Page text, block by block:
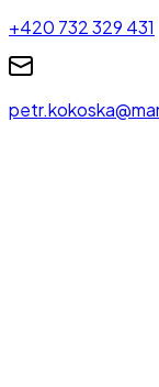
+420 732 329 431